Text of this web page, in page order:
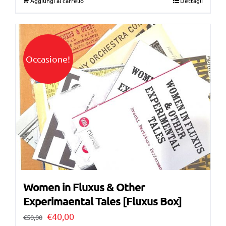
era:
€40,00.
è:
€30,00.
Occasione!
Women in Fluxus & Other
Experimaental Tales [Fluxus Box]
€50,00 Il
€40,00Il